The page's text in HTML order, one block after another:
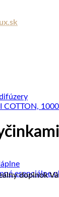
esenciálne
doplnok